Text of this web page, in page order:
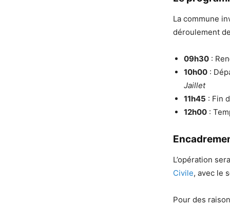
La commune
déroulement
09h30 :
10h00 :
Jaillet
11h45 : Fin
12h00 :
L’opération
Civile, avec le
Pour des